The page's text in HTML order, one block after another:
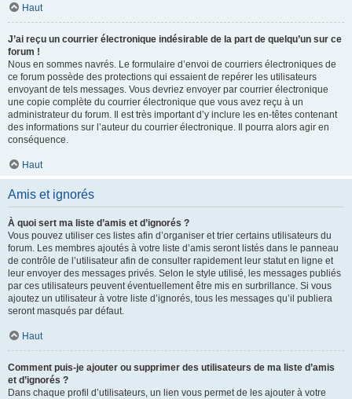
Haut
J’ai reçu un courrier électronique indésirable de la part de quelqu’un sur ce
forum !
Nous en sommes navrés. Le formulaire d’envoi de courriers électroniques de
ce forum possède des protections qui essaient de repérer les utilisateurs
envoyant de tels messages. Vous devriez envoyer par courrier électronique
une copie complète du courrier électronique que vous avez reçu à un
administrateur du forum. Il est très important d’y inclure les en-têtes contenant
des informations sur l’auteur du courrier électronique. Il pourra alors agir en
conséquence.
Haut
Amis et ignorés
À quoi sert ma liste d’amis et d’ignorés ?
Vous pouvez utiliser ces listes afin d’organiser et trier certains utilisateurs du
forum. Les membres ajoutés à votre liste d’amis seront listés dans le panneau
de contrôle de l’utilisateur afin de consulter rapidement leur statut en ligne et
leur envoyer des messages privés. Selon le style utilisé, les messages publiés
par ces utilisateurs peuvent éventuellement être mis en surbrillance. Si vous
ajoutez un utilisateur à votre liste d’ignorés, tous les messages qu’il publiera
seront masqués par défaut.
Haut
Comment puis-je ajouter ou supprimer des utilisateurs de ma liste d’amis
et d’ignorés ?
Dans chaque profil d’utilisateurs, un lien vous permet de les ajouter à votre